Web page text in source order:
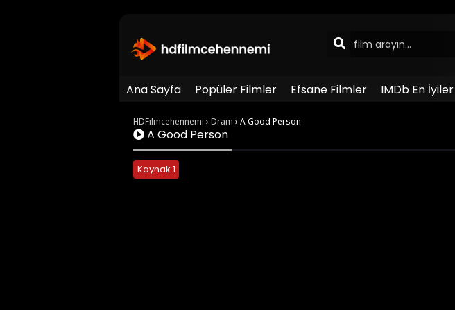
Ana Sayfa Popüler Filmler Efsane Filmler IMDb En İyiler
HDFilmcehennemi › Dram › A Good Person
A Good Person
Kaynak 1